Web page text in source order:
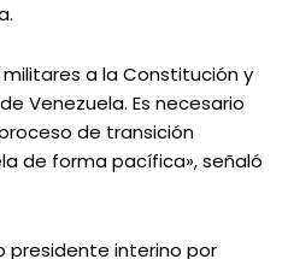
a la Constitución y
Venezuela. Es necesario
de transición
de forma pacífica», señaló
presidente interino por